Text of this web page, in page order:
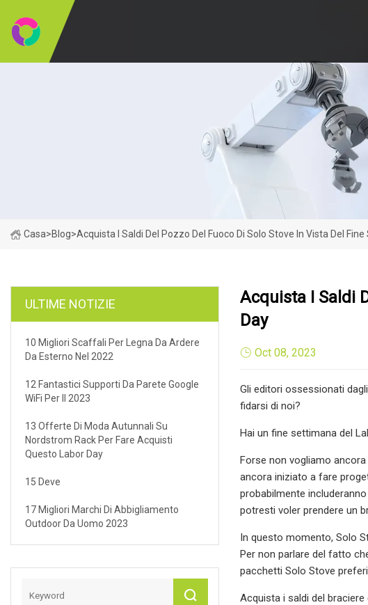
Casa>Blog>Acquista I Saldi Del Pozzo Del Fuoco Di Solo Stove In Vista Del
ULTIME NOTIZIE
10 Migliori Scaffali Per Legna Da Ardere
Da Esterno Nel 2022
12 Fantastici Supporti Da Parete Google
WiFi Per Il 2023
13 Offerte Di Moda Autunnali Su
Nordstrom Rack Per Fare Acquisti
Questo Labor Day
15 Deve
17 Migliori Marchi Di Abbigliamento
Outdoor Da Uomo 2023
Acquista I Saldi
Day
Oct 08, 2023
Gli editori ossessionati
fidarsi di noi?
Hai un fine settimana del
Forse non vogliamo
ancora iniziato a fare
probabilmente
potresti voler prendere un
In questo momento, Solo
Per non parlare del fatto
pacchetti Solo Stove
Acquista i saldi del braciere